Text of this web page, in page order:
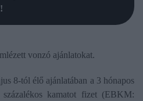
vonzó ajánlatokat.
8-tól élő ajánlatában a 3 hónapos
kamatot fizet (EBKM: